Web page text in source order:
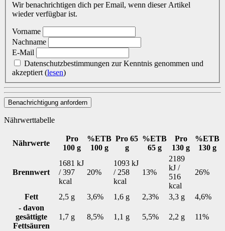
Wir benachrichtigen dich per Email, wenn dieser Artikel
wieder verfügbar ist.
Vorname
Nachname
E-Mail
akzeptiert (lesen)
Benachrichtigung anfordern
Nährwerttabelle
Nährwerte
Pro
100 g
%ETB
100 g
Pro 65
g
%ETB
65 g
Pro
130 g
%ETB
130 g
Brennwert
1681 kJ
/ 397
kcal
20%
1093 kJ
/ 258
kcal
13%
2189
kJ /
516
kcal
26%
Fett 2,5 g 3,6% 1,6 g 2,3% 3,3 g
4,6%
- davon
gesättigte
Fettsäuren
1,7 g 8,5% 1,1 g 5,5% 2,2 g 11%